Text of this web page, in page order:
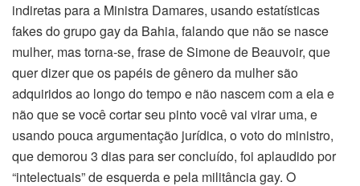
indiretas para a Ministra Damares, usando estatísticas
fakes do grupo gay da Bahia, falando que não se nasce
mulher, mas torna-se, frase de Simone de Beauvoir, que
quer dizer que os papéis de gênero da mulher são
adquiridos ao longo do tempo e não nascem com a ela e
não que se você cortar seu pinto você vai virar uma, e
usando pouca argumentação jurídica, o voto do ministro,
que demorou 3 dias para ser concluído, foi aplaudido por
“intelectuais” de esquerda e pela militância gay. O